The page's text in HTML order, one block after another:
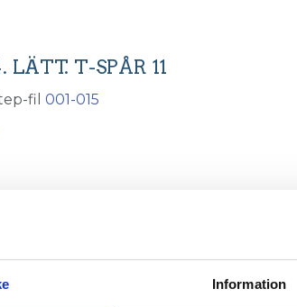
Information
T-SPÅR 11
fil001-015
eller köp gängade hål av oss
av aluminiumprofilen